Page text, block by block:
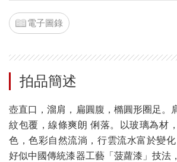
電子圖錄
拍品簡述
壺直口，溜肩，扁圓腹，橢圓形圈足。
紋包覆，線條爽朗 俐落。以玻璃為材
色，色彩自然流淌，行雲流水富於變化
好似中國傳統漆器工藝「菠蘿漆」技法